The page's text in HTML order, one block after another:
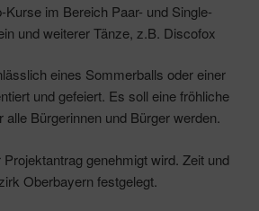
Kurse im Bereich Paar- und Single-
und weiterer Tänze, z.B. Discofox
eines Sommerballs oder einer
und gefeiert. Es soll eine fröhliche
alle Bürgerinnen und Bürger werden.
genehmigt wird. Zeit und
Oberbayern festgelegt.